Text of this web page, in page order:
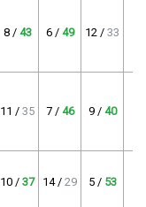
8 / 43 6 / 49 12 / 33
11 / 35 7 / 46 9 / 40
10 / 37 14 / 29 5 / 53